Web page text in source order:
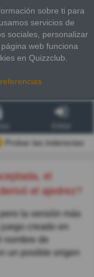
sobre ti para
servicios de
sociales, personalizar
web funciona
en Quizzclub.
Probar las inderectas
el ajedrez?
la versión más
creado en
nombre de
un posible origen